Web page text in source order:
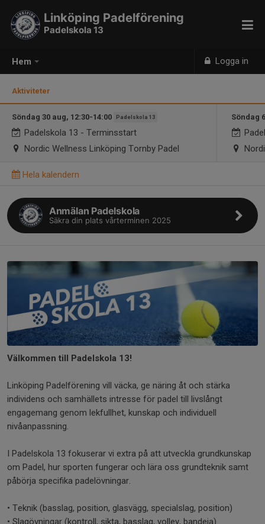
Hem Logga in
Linköping Padelförening
Padelskola 13
Aktiviteter
Söndag 30 aug, 12:30-14:00 Padelskola 13
Padelskola 13 - Terminsstart
Nordic Wellness Linköping Tornby Padel
Söndag
Hela kalendern
Anmälan Padelskola
Säkra din plats vårterminen 2025
Välkommen till Padelskola 13!
Linköping Padelförening vill väcka, ge näring åt och stärka
individens och samhällets intresse för padel till livslångt
engagemang genom lekfullhet, kunskap och individuell
nivåanpassning.
I Padelskola 13 fokuserar vi extra på att utveckla grundkunskap
om Padel, hur sporten fungerar och lära oss grundteknik samt
påbörja specifika padelövningar.
• Teknik (basslag, position, glasvägg, specialslag, position)
• Slagövningar (kontroll, sikta, basslag, volley, bandeja)